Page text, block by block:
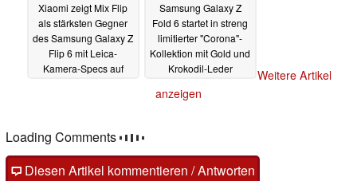
Xiaomi zeigt Mix Flip
als stärksten Gegner
des Samsung Galaxy Z
Flip 6 mit Leica-
Kamera-Specs auf
Samsung Galaxy Z
Fold 6 startet in streng
limitierter "Corona"-
Kollektion mit Gold und
Krokodil-Leder
Weitere Artikel
anzeigen
Loading Comments
Diesen Artikel kommentieren / Antworten